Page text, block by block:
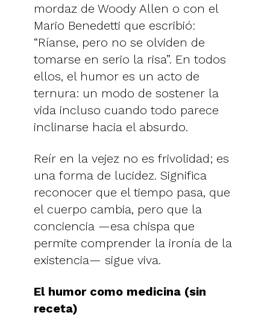
mordaz de Woody Allen o con el
Mario Benedetti que escribió:
“Ríanse, pero no se olviden de
tomarse en serio la risa”. En todos
ellos, el humor es un acto de
ternura: un modo de sostener la
vida incluso cuando todo parece
inclinarse hacia el absurdo.
Reír en la vejez no es frivolidad; es
una forma de lucidez. Significa
reconocer que el tiempo pasa, que
el cuerpo cambia, pero que la
conciencia —esa chispa que
permite comprender la ironía de la
existencia— sigue viva.
El humor como medicina (sin
receta)